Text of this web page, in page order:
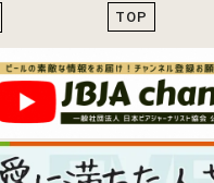
TOP